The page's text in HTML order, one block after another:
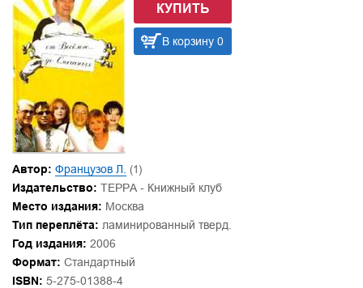
КУПИТЬ
В корзину 0
Автор: Французов Л. (1)
Издательство: ТЕРРА - Книжный клуб
Место издания: Москва
Тип переплёта: ламинированный тверд.
Год издания: 2006
Формат: Стандартный
ISBN: 5-275-01388-4